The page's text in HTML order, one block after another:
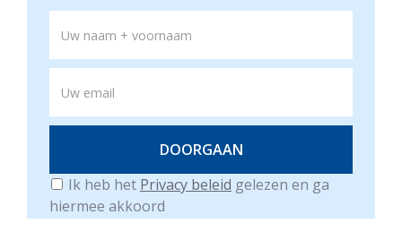
Ik heb het Privacy beleid gelezen en ga
hiermee akkoord